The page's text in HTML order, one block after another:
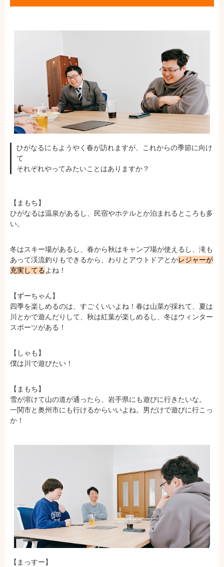
ひがなるにもようやく春が訪れますが、これからの季節に向け
て
それぞれやってみたいことはありますか？
【まもち】
ひがなるは温泉があるし、民宿やホテルとか泊まれるところも多
い。
冬はスキー場があるし、春から秋はキャンプ場が使えるし、滝も
あって渓流釣りもできるから、わりとアウトドアとかレジャーが
充実してるよね！
【ずーちゃん】
四季を楽しめるのは、すごくいいよね！春は山菜が採れて、夏は
川とかで遊んだりして、秋は紅葉が楽しめるし、冬はウィンター
スポーツがある！
【しゃも】
僕は川で遊びたい！
【まもち】
雪が溶けて山の道が通ったら、岩手県にも遊びに行きたいな。
一関市と奥州市にも行けるからいいよね。男だけで遊びに行こっ
か！
【まっすー】